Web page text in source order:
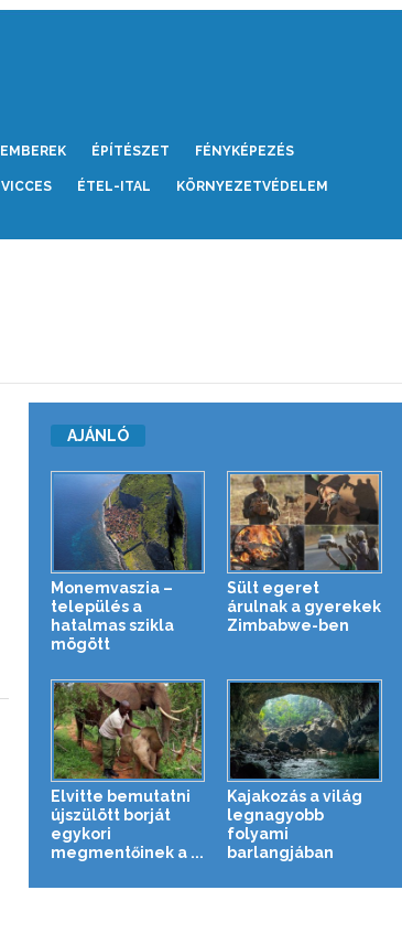
EMBEREK ÉPÍTÉSZET FÉNYKÉPEZÉS
VICCES ÉTEL-ITAL KÖRNYEZETVÉDELEM
AJÁNLÓ
Monemvaszia –
település a
hatalmas szikla
mögött
Sült egeret
árulnak a gyerekek
Zimbabwe-ben
Elvitte bemutatni
újszülött borját
egykori
megmentőinek a ...
Kajakozás a világ
legnagyobb
folyami
barlangjában